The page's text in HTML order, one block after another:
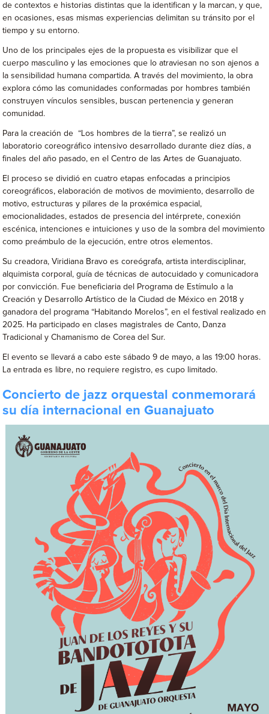
de contextos e historias distintas que la identifican y la marcan, y que,
en ocasiones, esas mismas experiencias delimitan su tránsito por el
tiempo y su entorno.
Uno de los principales ejes de la propuesta es visibilizar que el
cuerpo masculino y las emociones que lo atraviesan no son ajenos a
la sensibilidad humana compartida. A través del movimiento, la obra
explora cómo las comunidades conformadas por hombres también
construyen vínculos sensibles, buscan pertenencia y generan
comunidad.
Para la creación de “Los hombres de la tierra”, se realizó un
laboratorio coreográfico intensivo desarrollado durante diez días, a
finales del año pasado, en el Centro de las Artes de Guanajuato.
El proceso se dividió en cuatro etapas enfocadas a principios
coreográficos, elaboración de motivos de movimiento, desarrollo de
motivo, estructuras y pilares de la proxémica espacial,
emocionalidades, estados de presencia del intérprete, conexión
escénica, intenciones e intuiciones y uso de la sombra del movimiento
como preámbulo de la ejecución, entre otros elementos.
Su creadora, Viridiana Bravo es coreógrafa, artista interdisciplinar,
alquimista corporal, guía de técnicas de autocuidado y comunicadora
por convicción. Fue beneficiaria del Programa de Estímulo a la
Creación y Desarrollo Artístico de la Ciudad de México en 2018 y
ganadora del programa “Habitando Morelos”, en el festival realizado en
2025. Ha participado en clases magistrales de Canto, Danza
Tradicional y Chamanismo de Corea del Sur.
El evento se llevará a cabo este sábado 9 de mayo, a las 19:00 horas.
La entrada es libre, no requiere registro, es cupo limitado.
Concierto de jazz orquestal conmemorará
su día internacional en Guanajuato